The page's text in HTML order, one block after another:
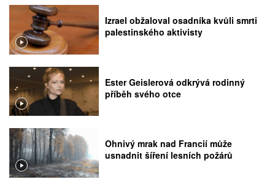
Izrael obžaloval osadníka kvůli smrti
palestinského aktivisty
Ester Geislerová odkrývá rodinný
příběh svého otce
Ohnivý mrak nad Francií může
usnadnit šíření lesních požárů